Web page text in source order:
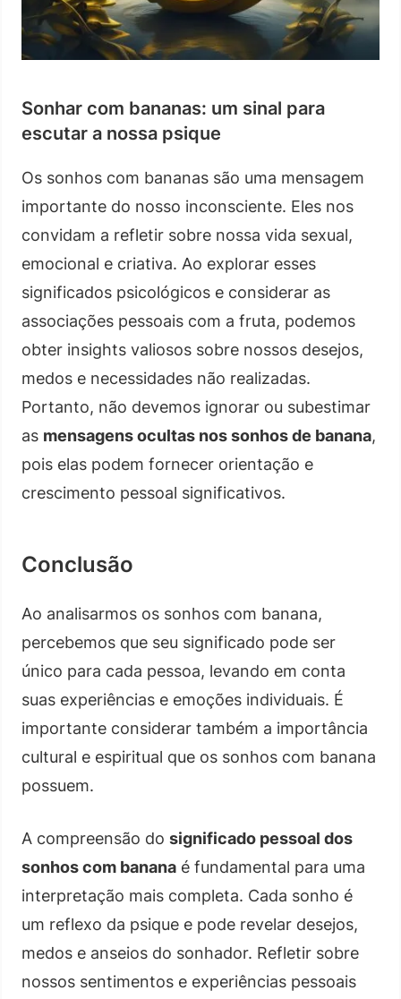
Sonhar com bananas: um sinal para
escutar a nossa psique
Os sonhos com bananas são uma mensagem
importante do nosso inconsciente. Eles nos
convidam a refletir sobre nossa vida sexual,
emocional e criativa. Ao explorar esses
significados psicológicos e considerar as
associações pessoais com a fruta, podemos
obter insights valiosos sobre nossos desejos,
medos e necessidades não realizadas.
Portanto, não devemos ignorar ou subestimar
as mensagens ocultas nos sonhos de banana,
pois elas podem fornecer orientação e
crescimento pessoal significativos.
Conclusão
Ao analisarmos os sonhos com banana,
percebemos que seu significado pode ser
único para cada pessoa, levando em conta
suas experiências e emoções individuais. É
importante considerar também a importância
cultural e espiritual que os sonhos com banana
possuem.
A compreensão do significado pessoal dos
sonhos com banana é fundamental para uma
interpretação mais completa. Cada sonho é
um reflexo da psique e pode revelar desejos,
medos e anseios do sonhador. Refletir sobre
nossos sentimentos e experiências pessoais